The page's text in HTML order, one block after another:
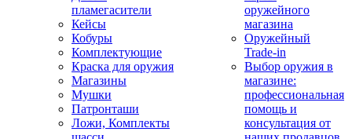
пламегасители
Кейсы
Кобуры
Комплектующие
Краска для оружия
Магазины
Мушки
Патронташи
Ложи, Комплекты
оружейного
магазина
Оружейный
Trade-in
Выбор оружия в
магазине:
профессиональная
помощь и
консультация от